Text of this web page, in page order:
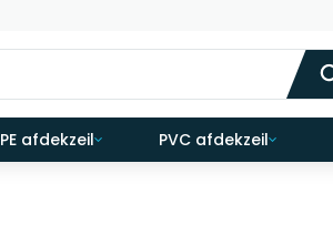
PE afdekzeil PVC afdekzeil